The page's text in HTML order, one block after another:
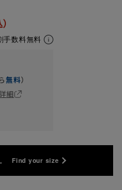
手数料無料
無料）
細
Find your size